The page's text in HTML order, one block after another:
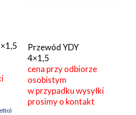
Przewód YDY
4×1,5
cena przy odbiorze
osobistym
w przypadku wysyłki
prosimy o kontakt